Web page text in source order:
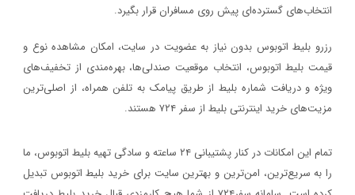
انتخاب‌های گسترده‌ای پیش روی مسافران قرار بگیرد.
رزرو بلیط اتوبوس بدون نیاز به عضویت در سایت، امکان مشاهده نوع و
قیمت بلیط اتوبوس، انتخاب موقعیت صندلی‌ها، بهره‌مندی از تخفیف‌های
ویژه و دریافت شماره‌ بلیط از طریق پیامک به تلفن همراه، از اصلی‌ترین
مزیت‌های خرید اینترنتی بلیط از سفر ۷۲۴ هستند.
تمام این امکانات در کنار پشتیبانی‌ ۲۴ ساعته و سادگی تهیه بلیط اتوبوس، ما
را به سریع‌ترین، امن‌ترین و بهترین سایت برای خرید بلیط اتوبوس تبدیل